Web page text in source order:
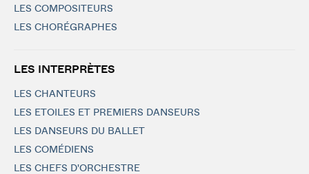
LES COMPOSITEURS
LES CHORÉGRAPHES
LES INTERPRÈTES
LES CHANTEURS
LES ETOILES ET PREMIERS DANSEURS
LES DANSEURS DU BALLET
LES COMÉDIENS
LES CHEFS D'ORCHESTRE